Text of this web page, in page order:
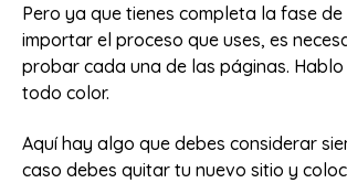
Pero ya que tienes completa la fase de
importar el proceso que uses, es
probar cada una de las páginas.
todo color.
Aquí hay algo que debes considerar
caso debes quitar tu nuevo sitio y